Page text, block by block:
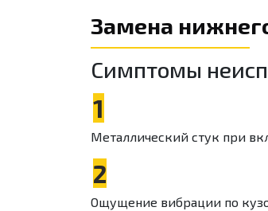
Замена
Симптомы
1
Металлический стук при
2
Ощущение вибрации по